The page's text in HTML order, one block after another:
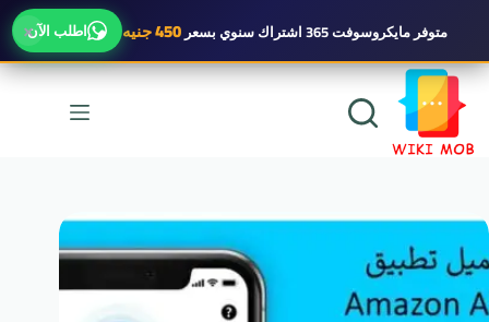
× متوفرمايكروسوفت 365 اشتراك سنوي بسعر450 جنيه اطلب الآن
التجاوز
المحتوى